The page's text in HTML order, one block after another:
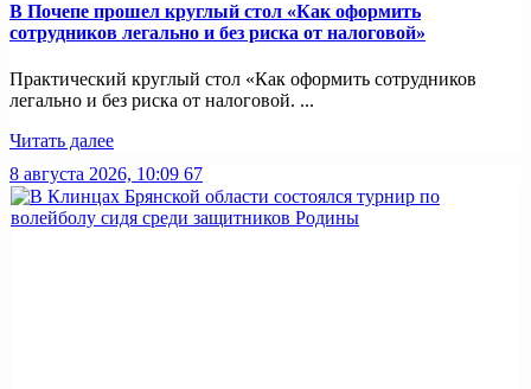
В Почепе прошел круглый стол «Как оформить
сотрудников легально и без риска от налоговой»
Практический круглый стол «Как оформить сотрудников
легально и без риска от налоговой. ...
Читать далее
8 августа 2026, 10:09 67